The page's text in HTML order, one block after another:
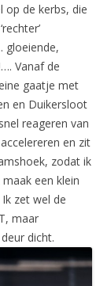
op de kerbs, die
gloeiende,
Vanaf de
gaatje met
en Duikersloot
reageren van
en zit
zodat ik
een klein
zet wel de
maar
dicht.